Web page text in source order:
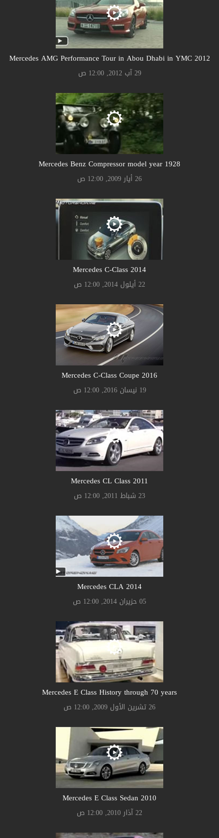
Mercedes AMG Performance Tour in Abou Dhabi in YMC 2012
29 آب 2012, 12:00 ص
Mercedes Benz Compressor model year 1928
26 أيار 2009, 12:00 ص
Mercedes C-Class 2014
22 أيلول 2014, 12:00 ص
Mercedes C-Class Coupe 2016
19 نيسان 2016, 12:00 ص
Mercedes CL Class 2011
23 شباط 2011, 12:00 ص
Mercedes CLA 2014
05 حزيران 2014, 12:00 ص
Mercedes E Class History through 70 years
26 تشرين الأول 2009, 12:00 ص
Mercedes E Class Sedan 2010
22 آذار 2010, 12:00 ص